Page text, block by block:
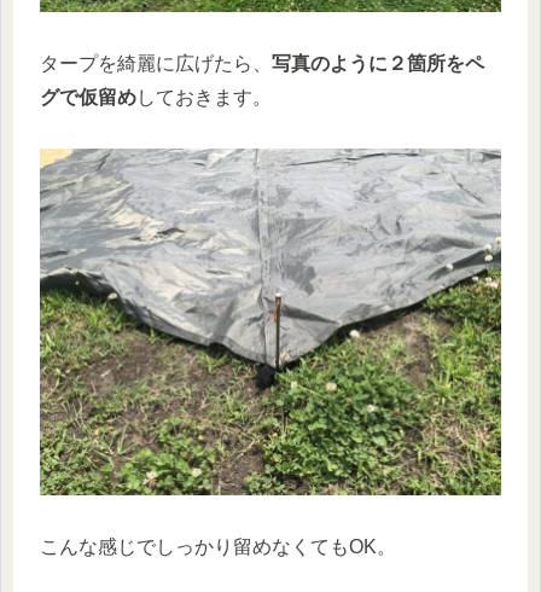
タープを綺麗に広げたら、 写真のように２箇所をペ
グで仮留めしておきます。
こんな感じでしっかり留めなくてもOK。